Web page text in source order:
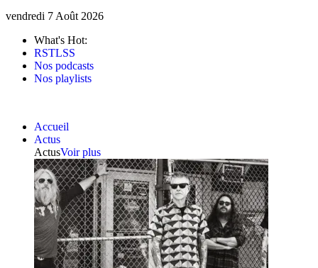
vendredi 7 Août 2026
What's Hot:
RSTLSS
Nos podcasts
Nos playlists
Accueil
Actus
ActusVoir plus